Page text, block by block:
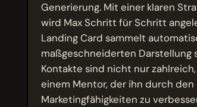
Generierung. Mit einer klaren
wird Max Schritt für Schritt
Landing Card sammelt
maßgeschneiderten Darstellung
Kontakte sind nicht nur
einem Mentor, der ihn durch
Marketingfähigkeiten zu